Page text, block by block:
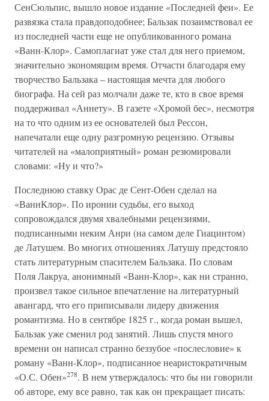
СенСюльпис, вышло новое издание «Последней феи». Ее
развязка стала правдоподобнее; Бальзак позаимствовал ее
из последней части еще не опубликованного романа
«Ванн-Клор». Самоплагиат уже стал для него приемом,
значительно экономящим время. Отчасти благодаря ему
творчество Бальзака – настоящая мечта для любого
биографа. На сей раз молчали даже те, кто в свое время
поддерживал «Аннету». В газете «Хромой бес», несмотря
на то что одним из ее основателей был Рессон,
напечатали еще одну разгромную рецензию. Отзывы
читателей на «малоприятный» роман резюмировали
словами: «Ну и что?»
Последнюю ставку Орас де Сент-Обен сделал на
«ВаннКлор». По иронии судьбы, его выход
сопровождался двумя хвалебными рецензиями,
подписанными неким Анри (на самом деле Гиацинтом)
де Латушем. Во многих отношениях Латушу предстояло
стать литературным спасителем Бальзака. По словам
Поля Лакруа, анонимный «Ванн-Клор», как ни странно,
произвел такое сильное впечатление на литературный
авангард, что его приписывали лидеру движения
романтизма. Но в сентябре 1825 г., когда роман вышел,
Бальзак уже сменил род занятий. Лишь спустя много
времени он написал странно беззубое «послесловие» к
роману «Ванн-Клор», подписанное неаристократичным
«О.С. Обен»278. В нем утверждалось: что бы ни говорили
об авторе, ему все равно, так как он прекращает писать: